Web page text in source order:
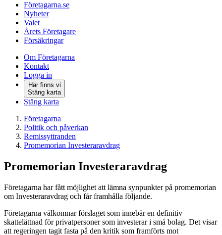
Företagarna.se
Nyheter
Valet
Årets Företagare
Försäkringar
Om Företagarna
Kontakt
Logga in
Här finns vi
Stäng karta
Stäng karta
Företagarna
Politik och påverkan
Remissyttranden
Promemorian Investeraravdrag
Promemorian Investeraravdrag
Företagarna har fått möjlighet att lämna synpunkter på promemorian
om Investeraravdrag och får framhålla följande.
Företagarna välkomnar förslaget som innebär en definitiv
skattelättnad för privatpersoner som investerar i små bolag. Det visar
att regeringen tagit fasta på den kritik som framförts mot